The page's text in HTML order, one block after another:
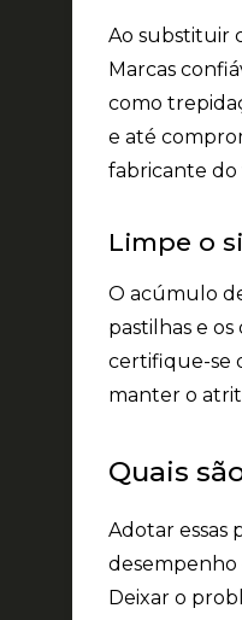
Ao substituir
Marcas
como
e até
fabricante do
Limpe o
O acúmulo
pastilhas e
certifique-se
manter o
Quais
Adotar essas
desempenho
Deixar o